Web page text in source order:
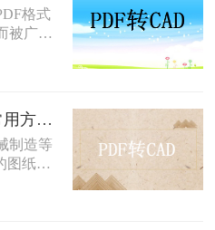
格式
被广泛
，为
通常
cad
目标的
pdf如何转换成cad？3种常用方法详解！
制造等
图纸转
），
优